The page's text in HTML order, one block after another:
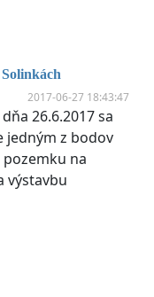
2017-06-27 18:43:47
26.6.2017 sa
jedným z bodov
na
výstavbu